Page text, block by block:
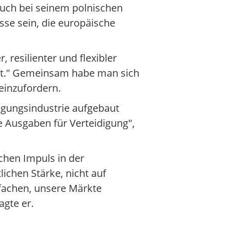
bei seinem polnischen
sein, die europäische
resilienter und flexibler
Gemeinsam habe man sich
aufgebaut
für Verteidigung",
Impuls in der
Stärke, nicht auf
unsere Märkte
er.